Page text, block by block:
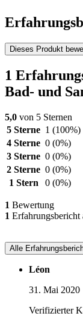
Dieses Produkt
1
Bad- und
5,0 von 5 Sternen
5 Sterne 1 (100%)
4 Sterne 0 (0%)
3 Sterne 0 (0%)
2 Sterne 0 (0%)
1 Stern
0 (0%)
1 Bewertung
1 Erfahrungsbericht
Alle
Léon
31. Mai 2020
Verifizierter